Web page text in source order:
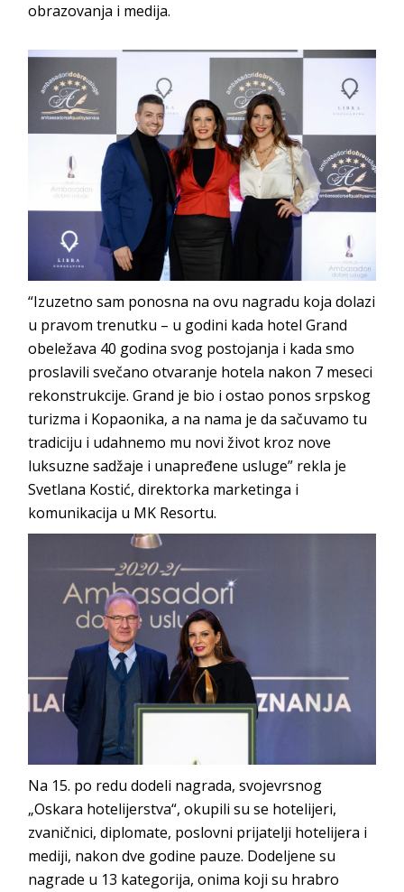
obrazovanja i medija.
“Izuzetno sam ponosna na ovu nagradu koja dolazi
u pravom trenutku – u godini kada hotel Grand
obeležava 40 godina svog postojanja i kada smo
proslavili svečano otvaranje hotela nakon 7 meseci
rekonstrukcije. Grand je bio i ostao ponos srpskog
turizma i Kopaonika, a na nama je da sačuvamo tu
tradiciju i udahnemo mu novi život kroz nove
luksuzne sadžaje i unapređene usluge” rekla je
Svetlana Kostić, direktorka marketinga i
komunikacija u MK Resortu.
Na 15. po redu dodeli nagrada, svojevrsnog
„Oskara hotelijerstva“, okupili su se hotelijeri,
zvaničnici, diplomate, poslovni prijatelji hotelijera i
mediji, nakon dve godine pauze. Dodeljene su
nagrade u 13 kategorija, onima koji su hrabro